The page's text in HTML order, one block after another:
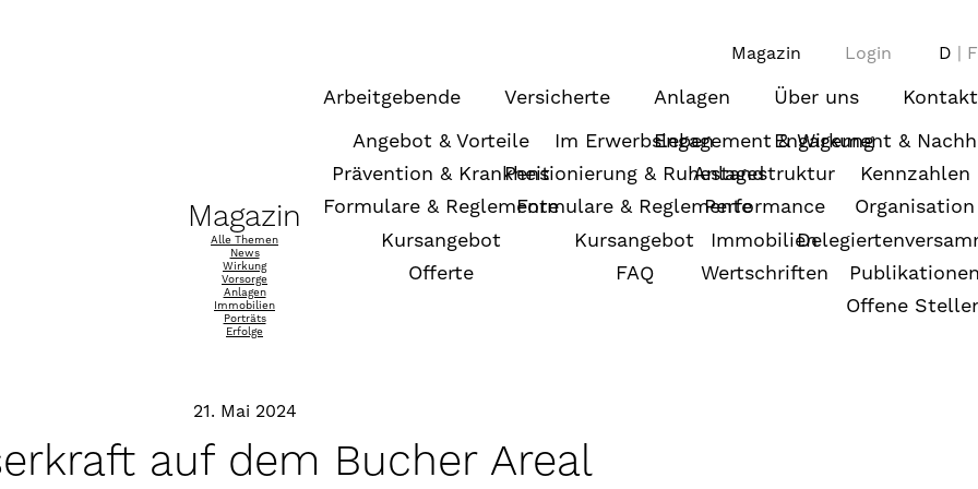
Magazin Login D F
Arbeitgebende
Angebot & Vorteile
Prävention & Krankheit
Formulare & Reglemente
Kursangebot
Offerte
Versicherte
Im Erwerbsleben
Pensionierung & Ruhestand
Formulare & Reglemente
Kursangebot
FAQ
Anlagen
Engagement & Wirkung
Anlagestruktur
Performance
Immobilien
Wertschriften
Über uns
Engagement &
Kennzahlen
Organisation
Offene
Kontakt
Magazin
Alle Themen
News
Wirkung
Vorsorge
Anlagen
Immobilien
Porträts
Erfolge
21. Mai 2024
auf dem Bucher Areal